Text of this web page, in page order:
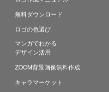
無料ダウンロード
ロゴの色選び
マンガでわかる
デザイン活用
ZOOM背景画像無料作成
キャラマーケット